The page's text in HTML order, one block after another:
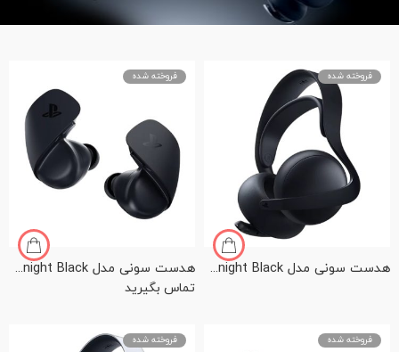
فروخته شده
هدست سونی مدل PS5 Pulse Elite Wireless Headset Midnight Black
فروخته شده
هدست سونی مدل PS5 Pulse Explorer Wireless Earbuds Midnight Black
تماس بگیرید
فروخته شده فروخته شده